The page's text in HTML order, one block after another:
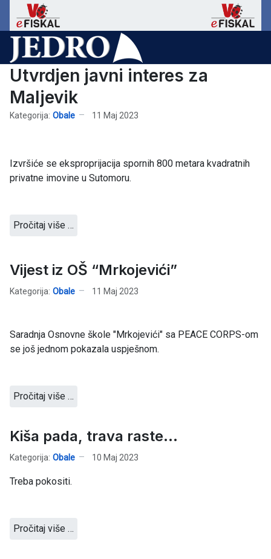
Utvrdjen javni interes za
Maljevik
Kategorija: Obale 11 Maj 2023
Izvršiće se eksproprijacija spornih 800 metara kvadratnih
privatne imovine u Sutomoru.
Pročitaj više …
Vijest iz OŠ “Mrkojevići”
Kategorija: Obale 11 Maj 2023
Saradnja Osnovne škole "Mrkojevići" sa PEACE CORPS-om
se još jednom pokazala uspješnom.
Pročitaj više …
Kiša pada, trava raste...
Kategorija: Obale 10 Maj 2023
Treba pokositi.
Pročitaj više …